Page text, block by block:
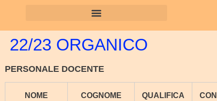
22/23 ORGANICO
PERSONALE DOCENTE
NOME COGNOME QUALIFICA